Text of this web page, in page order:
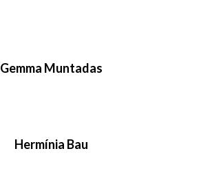
Gemma Muntadas
Hermínia Bau